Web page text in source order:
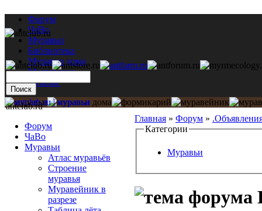
Форум
ЧаВо
Муравьи
Библиотека
Муравьи дома
Мастерская
Каталог
Главная » Форум »
Категории
Муравьи
antclub.ru
Форум
ЧаВо
Муравьи
Атлас муравьёв
Строение
муравья
Муравейник в
разрезе